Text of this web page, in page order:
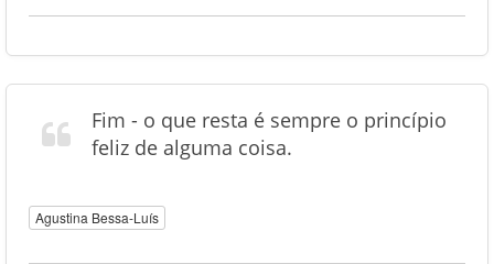
Fim - o que resta é sempre o princípio
feliz de alguma coisa.
Agustina Bessa-Luís